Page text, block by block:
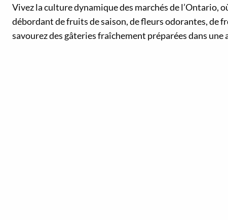
Vivez la culture dynamique des marchés de l’Ontario,
débordant de fruits de saison, de fleurs odorantes, de
savourez des gâteries fraîchement préparées dans